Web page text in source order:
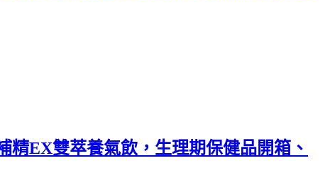
EX雙萃養氣飲，生理期保健品開箱、